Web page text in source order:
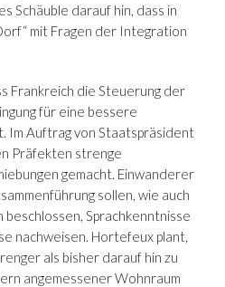
Schäuble darauf hin, dass in
mit Fragen der Integration
Frankreich die Steuerung der
für eine bessere
Im Auftrag von Staatspräsident
Präfekten strenge
gemacht. Einwanderer
sollen, wie auch
beschlossen, Sprachkenntnisse
nachweisen. Hortefeux plant,
als bisher darauf hin zu
angemessener Wohnraum